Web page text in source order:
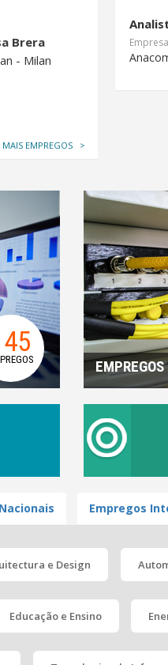
Brera
- Milan
MAIS EMPREGOS >
Nacionais Empregos
e Design
Educação e Ensino